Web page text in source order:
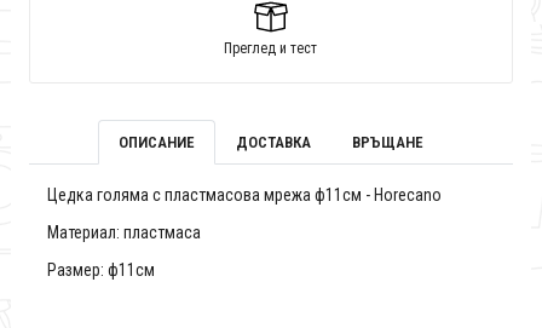
Преглед и тест
ОПИСАНИЕ ДОСТАВКА ВРЪЩАНЕ
Цедка голяма с пластмасова мрежа ф11см - Horecano
Материал: пластмаса
Размер: ф11см